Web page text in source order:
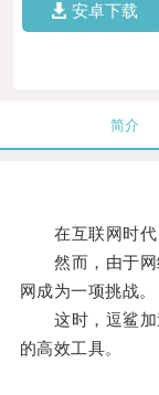
安卓下载
简介
在互联网时代
然而，由于网
网成为一项挑战。
这时，逗鲨加
的高效工具。